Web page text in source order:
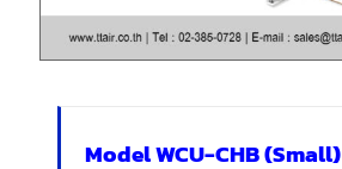
Model WCU-CHB (Small)